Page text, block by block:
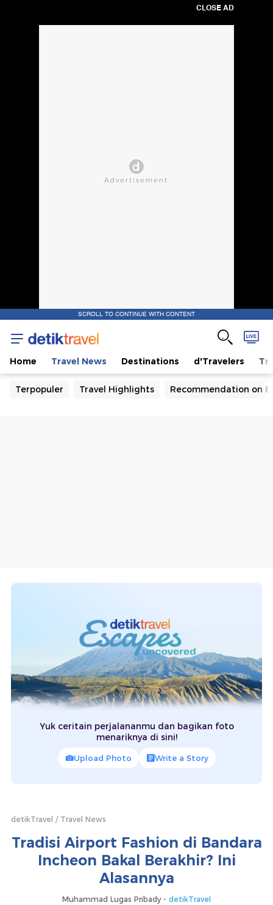
CLOSE AD
SCROLL TO CONTINUE WITH CONTENT
Home Travel News Destinations d'Travelers
Terpopuler Travel Highlights Recommendation on
Yuk ceritain perjalananmu dan bagikan foto
menariknya di sini!
Upload Photo Write a Story
detikTravel Travel News
Tradisi Airport Fashion di Bandara
Incheon Bakal Berakhir? Ini
Alasannya
Muhammad Lugas Pribady - detikTravel